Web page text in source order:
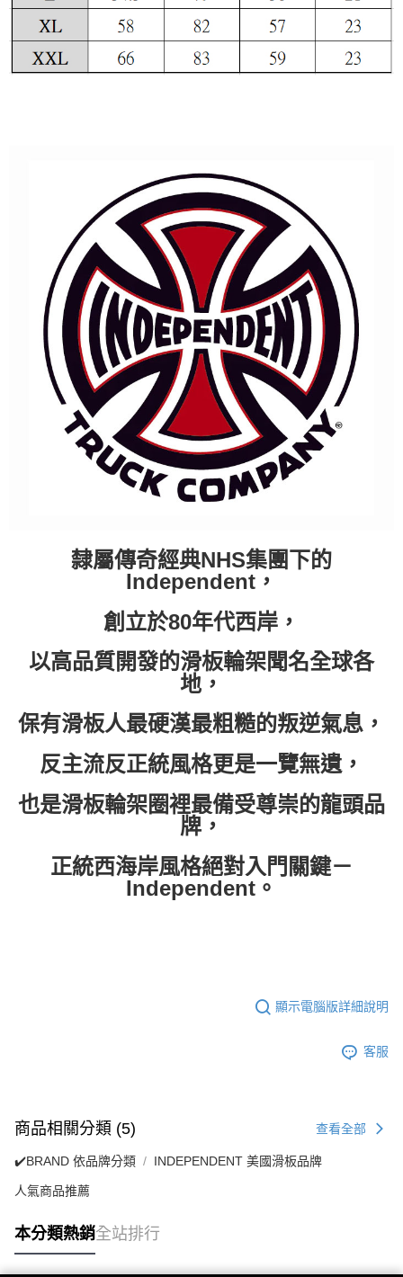
7-11取貨付款
每筆NT$60，滿NT$399(含以上)免運費
每筆NT$150，滿NT$6,000(含以上)免運費
付款後門市自取
隸屬傳奇經典NHS集團下的
Independent，
創立於80年代西岸，
以高品質開發的滑板輪架聞名全球各
地，
保有滑板人最硬漢最粗糙的叛逆氣息，
反主流反正統風格更是一覽無遺，
也是滑板輪架圈裡最備受尊崇的龍頭品
牌，
正統西海岸風格絕對入門關鍵－
Independent。
顯示電腦版詳細說明
客服
商品相關分類 (5) 查看全部
✔️BRAND 依品牌分類 INDEPENDENT 美國滑板品牌
人氣商品推薦
本分類熱銷全站排行